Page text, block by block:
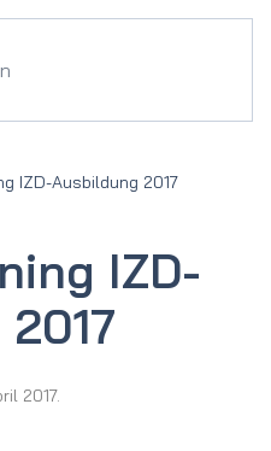
IZD-Aus­bildung 2017
IZD-
2017.